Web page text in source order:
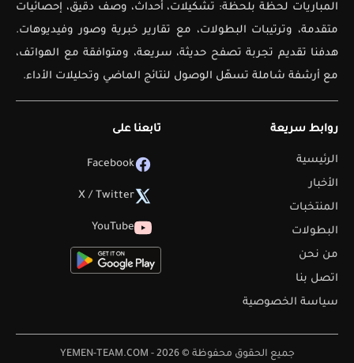
المباريات لحظة بلحظة: تشكيلات، أحداث، وصف دقيق، إحصائيات
متقدمة، وترتيبات البطولات، مع تقارير خبرية وصور وفيديوهات.
هدفنا تقديم تجربة تصفح حديثة، سريعة، ومتوافقة مع الهواتف،
مع أرشفة شاملة تسهّل الوصول لنتائج الماضي وتحليلات الأداء.
روابط سريعة
الرئيسية
الأخبار
المنتخبات
البطولات
من نحن
اتصل بنا
سياسة الخصوصية
تابعنا على
Facebook
X / Twitter
YouTube
جميع الحقوق محفوظة © 2026 - YEMEN-TEAM.COM